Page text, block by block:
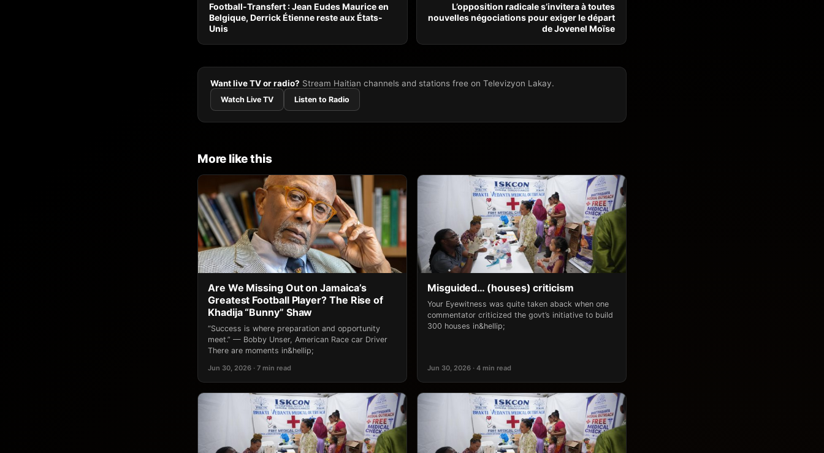
Football-Transfert : Jean Eudes Maurice en
Belgique, Derrick Étienne reste aux États-
Unis
L’opposition radicale s’invitera à toutes
nouvelles négociations pour exiger le départ
de Jovenel Moïse
Want live TV or radio? Stream Haitian channels and stations free on Televizyon Lakay.
Watch Live TV Listen to Radio
More like this
Are We Missing Out on Jamaica’s
Greatest Football Player? The Rise of
Khadija “Bunny” Shaw
“Success is where preparation and opportunity
meet.” — Bobby Unser, American Race car Driver
There are moments in&hellip;
Jun 30, 2026 · 7 min read
Misguided… (houses) criticism
Your Eyewitness was quite taken aback when one
commentator criticized the govt’s initiative to build
300 houses in&hellip;
Jun 30, 2026 · 4 min read